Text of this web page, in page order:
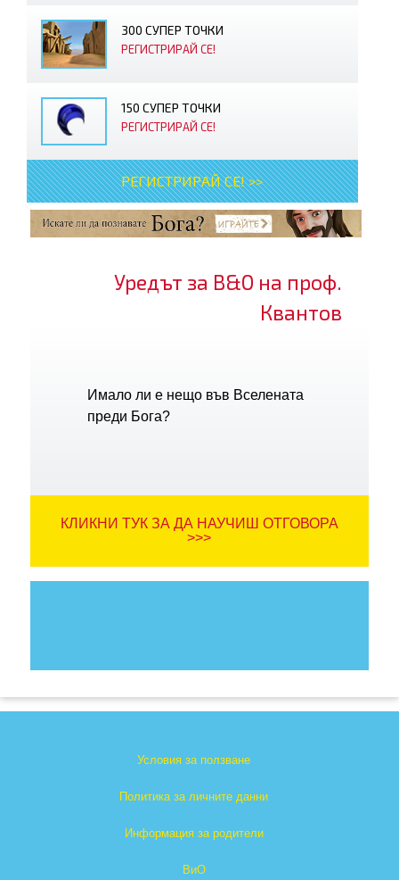
300 СУПЕР ТОЧКИ
РЕГИСТРИРАЙ СЕ!
150 СУПЕР ТОЧКИ
РЕГИСТРИРАЙ СЕ!
РЕГИСТРИРАЙ СЕ! >>
Уредът за В&О на проф.
Квантов
Имало ли е нещо във Вселената
преди Бога?
КЛИКНИ ТУК ЗА ДА НАУЧИШ ОТГОВОРА
>>>
Условия за ползване
Политика за личните данни
Информация за родители
ВиО